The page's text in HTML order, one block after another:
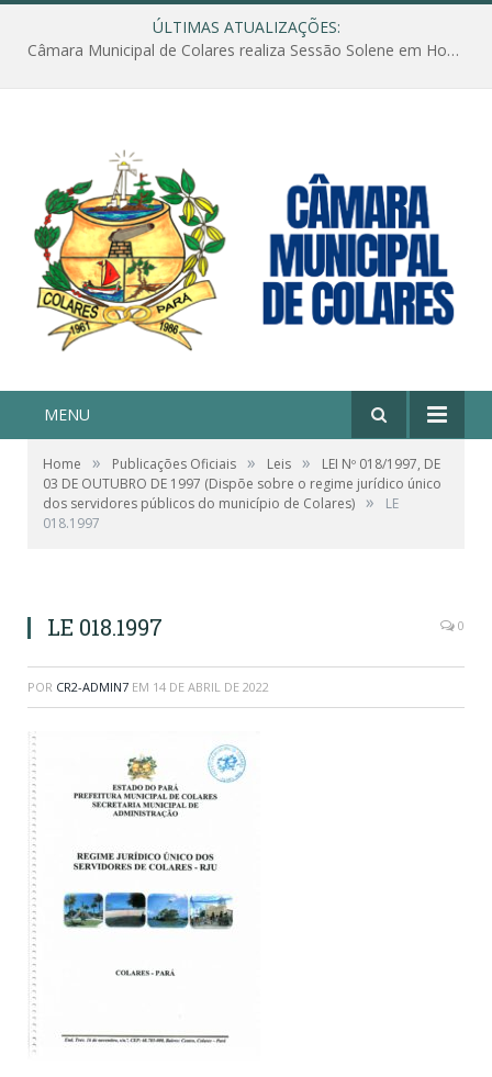
ÚLTIMAS ATUALIZAÇÕES:
Câmara Municipal de Colares realiza Sessão Solene em Homenagem ao Dia das Mães
MENU
Home » Publicações Oficiais » Leis »
LEI Nº 018/1997, DE
03 DE OUTUBRO DE 1997 (Dispõe sobre o regime jurídico único
dos servidores públicos do município de Colares) »
LE
018.1997
LE 018.1997 0
POR CR2-ADMIN7 EM 14 DE ABRIL DE 2022